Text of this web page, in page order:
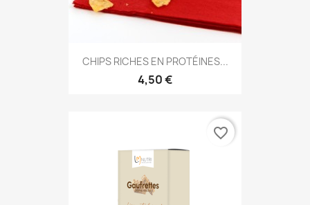
CHIPS RICHES EN PROTÉINES...
4,50 €
favorite_border